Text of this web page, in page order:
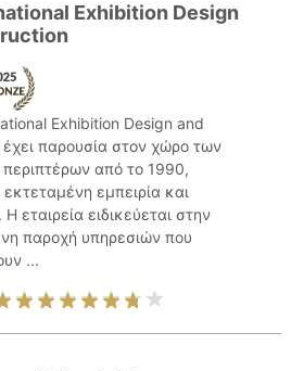
Exhibition Design
Exhibition Design and
παρουσία στον χώρο των
από το 1990,
εμπειρία και
Η εταιρεία ειδικεύεται στην
παροχή υπηρεσιών που
...